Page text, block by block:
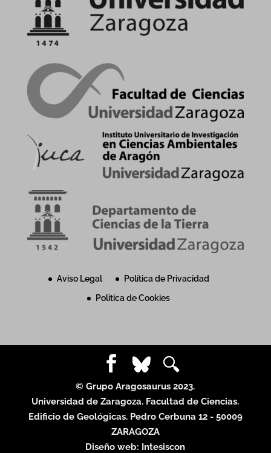
Aviso Legal
Política de Privacidad
Política de Cookies
© Grupo Aragosaurus 2023.
Universidad de Zaragoza. Facultad de Ciencias.
Edificio de Geológicas. Pedro Cerbuna 12 - 50009
ZARAGOZA
Diseño web: Intesiscon